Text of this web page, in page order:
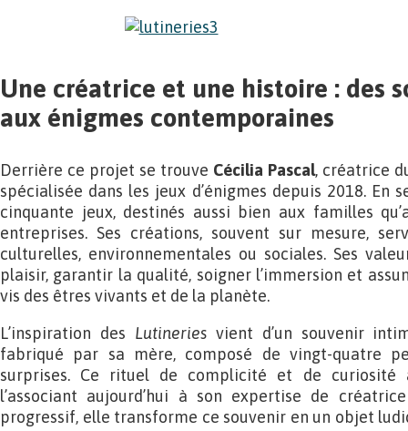
Une créatrice et une histoire : des
aux énigmes contemporaines
Derrière ce projet se trouve Cécilia Pascal, créatrice
spécialisée dans les jeux d’énigmes depuis 2018. En
cinquante jeux, destinés aussi bien aux familles
entreprises. Ses créations, souvent sur mesure,
culturelles, environnementales ou sociales. Ses
plaisir, garantir la qualité, soigner l’immersion et
vis des êtres vivants et de la planète.
L’inspiration des Lutineriesvient d’un souvenir
fabriqué par sa mère, composé de vingt-quatre
surprises. Ce rituel de complicité et de curiosité
l’associant aujourd’hui à son expertise de
progressif, elle transforme ce souvenir en un objet